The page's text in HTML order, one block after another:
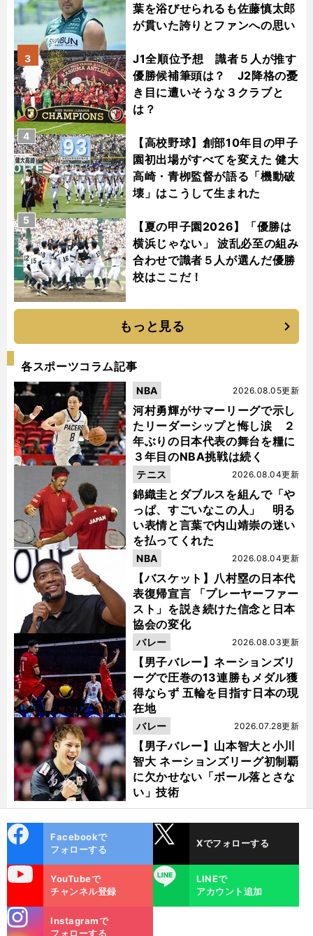
葉を浴びせられるも佐藤慎太郎
が貫いた誇りとファンへの思い
J1全順位予想 識者５人が推す
優勝候補筆頭は？ J2降格の憂
き目に遭いそうな３クラブと
は？
3
【高校野球】創部10年目の甲子
園初出場がすべてを変えた 健大
高崎・青栁監督が語る「機動破
壊」はこうして生まれた
4
【夏の甲子園2026】「優勝は
横浜じゃない」 波乱必至の組み
合わせで識者５人が選んだ優勝
校はここだ！
5
もっと見る
各スポーツコラム記事
河村勇輝がサマーリーグで示し
たリーダーシップと悔し涙 ２
年ぶりの日本代表の舞台を糧に
３年目のNBA挑戦は続く
2026.08.05更新
NBA
錦織圭とダブルスを組んで「や
っぱ、すごいなこの人」 明る
い表情と言葉で内山靖崇の迷い
を払ってくれた
2026.08.04更新
テニス
【バスケット】八村塁の日本代
表復帰宣言 「プレーヤーファー
スト」を説き続けた信念と日本
協会の変化
2026.08.04更新
NBA
【男子バレー】ネーションズリ
ーグで圧巻の13連勝もメダル獲
得ならず 五輪を目指す日本の現
在地
2026.08.03更新
バレー
【男子バレー】山本智大と小川
智大 ネーションズリーグ初制覇
に欠かせない「ボール落とさな
い」技術
2026.07.28更新
バレー
ok
Facebookで
フォローする
Xでフォローする
YouTubeで
チャンネル登録
LINE
LINEで
アカウント追加
m
Instagramで
フォローする